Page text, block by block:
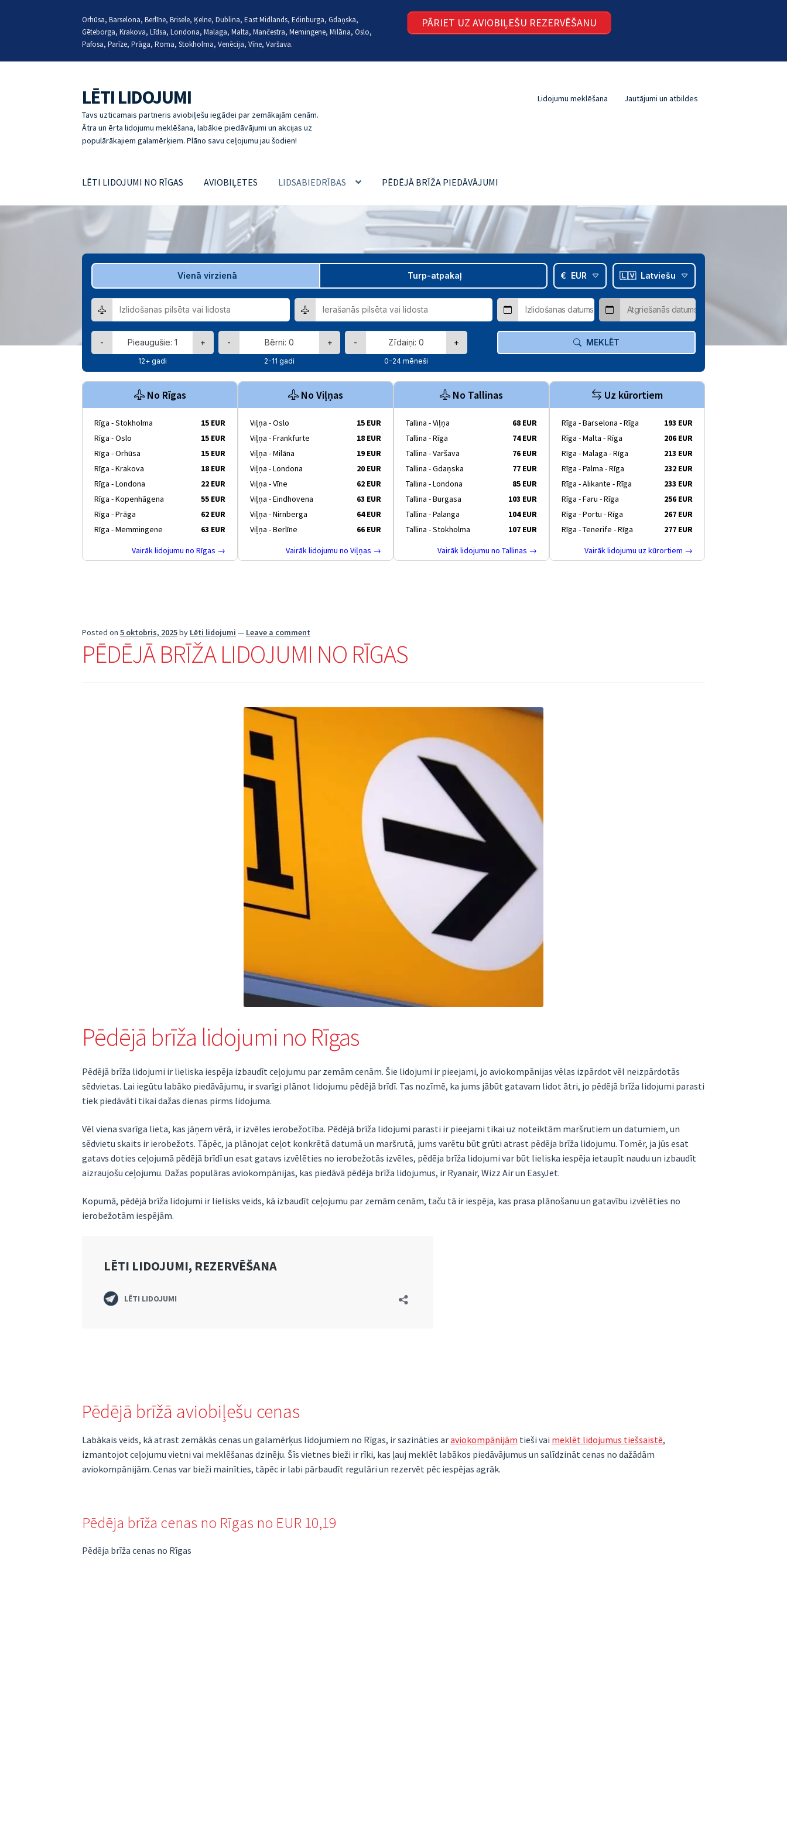
Orhūsa, Barselona, Berlīne, Brisele, Ķelne, Dublina, East Midlands, Edinburga, Gdaņska,
Gēteborga, Krakova, Līdsa, Londona, Malaga, Malta, Mančestra, Memingene, Milāna, Oslo,
Pafosa, Parīze, Prāga, Roma, Stokholma, Venēcija, Vīne, Varšava.
PĀRIET UZ AVIOBIĻEŠU REZERVĒŠANU
Skip
to
navigation
Skip
to
content
LĒTI LIDOJUMI
Tavs uzticamais partneris aviobiļešu iegādei par zemākajām cenām.
Ātra un ērta lidojumu meklēšana, labākie piedāvājumi un akcijas uz
populārākajiem galamērķiem. Plāno savu ceļojumu jau šodien!
Lidojumu meklēšana Jautājumi un atbildes
LĒTI LIDOJUMI NO RĪGAS AVIOBIĻETES LIDSABIEDRĪBAS PĒDĒJĀ BRĪŽA PIEDĀVĀJUMI
LĒTI LIDOJUMI, JAUTĀJUMI UN ATBILDES LĒTI LIDOJUMI, REZERVĒŠANA
Vienā virzienā Turp-atpakaļ € EUR 🇱🇻 Latviešu
- +
12+ gadi
- +
2-11 gadi
- +
0-24 mēneši
MEKLĒT
No Rīgas
Rīga - Stokholma
15 EUR
Rīga - Oslo
15 EUR
Rīga - Orhūsa
15 EUR
Rīga - Krakova
18 EUR
Rīga - Londona
22 EUR
Rīga - Kopenhāgena
55 EUR
Rīga - Prāga
62 EUR
Rīga - Memmingene
63 EUR
Vairāk lidojumu no Rīgas →
No Viļņas
Viļņa - Oslo
15 EUR
Viļņa - Frankfurte
18 EUR
Viļņa - Milāna
19 EUR
Viļņa - Londona
20 EUR
Viļņa - Vīne
62 EUR
Viļņa - Eindhovena
63 EUR
Viļņa - Nirnberga
64 EUR
Viļņa - Berlīne
66 EUR
Vairāk lidojumu no Viļņas →
No Tallinas
Tallina - Viļņa
68 EUR
Tallina - Rīga
74 EUR
Tallina - Varšava
76 EUR
Tallina - Gdaņska
77 EUR
Tallina - Londona
85 EUR
Tallina - Burgasa
103 EUR
Tallina - Palanga
104 EUR
Tallina - Stokholma
107 EUR
Vairāk lidojumu no Tallinas →
Uz kūrortiem
Rīga - Barselona - Rīga
193 EUR
Rīga - Malta - Rīga
206 EUR
Rīga - Malaga - Rīga
213 EUR
Rīga - Palma - Rīga
232 EUR
Rīga - Alikante - Rīga
233 EUR
Rīga - Faru - Rīga
256 EUR
Rīga - Portu - Rīga
267 EUR
Rīga - Tenerife - Rīga
277 EUR
Vairāk lidojumu uz kūrortiem →
Posted on5 oktobris, 2025by Lēti lidojumi — Leave a comment
PĒDĒJĀ BRĪŽA LIDOJUMI NO RĪGAS
Pēdējā brīža lidojumi no Rīgas
Pēdējā brīža lidojumi ir lieliska iespēja izbaudīt ceļojumu par zemām cenām. Šie lidojumi ir pieejami, jo aviokompānijas vēlas izpārdot vēl neizpārdotās
sēdvietas. Lai iegūtu labāko piedāvājumu, ir svarīgi plānot lidojumu pēdējā brīdī. Tas nozīmē, ka jums jābūt gatavam lidot ātri, jo pēdējā brīža lidojumi parasti
tiek piedāvāti tikai dažas dienas pirms lidojuma.
Vēl viena svarīga lieta, kas jāņem vērā, ir izvēles ierobežotība. Pēdējā brīža lidojumi parasti ir pieejami tikai uz noteiktām maršrutiem un datumiem, un
sēdvietu skaits ir ierobežots. Tāpēc, ja plānojat ceļot konkrētā datumā un maršrutā, jums varētu būt grūti atrast pēdēja brīža lidojumu. Tomēr, ja jūs esat
gatavs doties ceļojumā pēdējā brīdī un esat gatavs izvēlēties no ierobežotās izvēles, pēdēja brīža lidojumi var būt lieliska iespēja ietaupīt naudu un izbaudīt
aizraujošu ceļojumu. Dažas populāras aviokompānijas, kas piedāvā pēdēja brīža lidojumus, ir Ryanair, Wizz Air un EasyJet.
Kopumā, pēdējā brīža lidojumi ir lielisks veids, kā izbaudīt ceļojumu par zemām cenām, taču tā ir iespēja, kas prasa plānošanu un gatavību izvēlēties no
ierobežotām iespējām.
Pēdējā brīžā aviobiļešu cenas
Labākais veids, kā atrast zemākās cenas un galamērķus lidojumiem no Rīgas, ir sazināties araviokompānijām tieši vai meklēt lidojumus tiešsaistē,
izmantojot ceļojumu vietni vai meklēšanas dzinēju. Šīs vietnes bieži ir rīki, kas ļauj meklēt labākos piedāvājumus un salīdzināt cenas no dažādām
aviokompānijām. Cenas var bieži mainīties, tāpēc ir labi pārbaudīt regulāri un rezervēt pēc iespējas agrāk.
Pēdēja brīža cenas no Rīgas no EUR 10,19
Pēdēja brīža cenas no Rīgas